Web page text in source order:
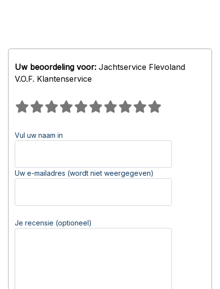
Uw beoordeling voor: Jachtservice Flevoland
V.O.F. Klantenservice
Vul uw naam in
Uw e-mailadres (wordt niet weergegeven)
Je recensie (optioneel)